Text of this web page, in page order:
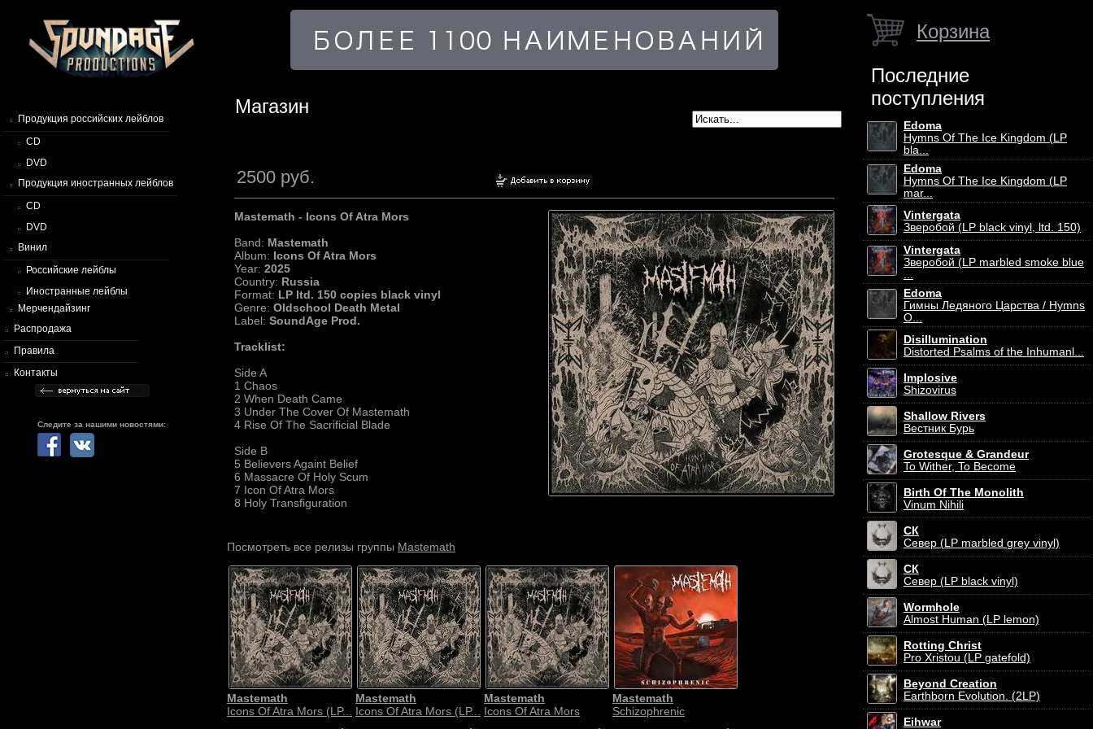
Продукция российских лейблов
CD
DVD
Продукция иностранных лейблов
CD
DVD
Винил
Российские лейблы
Иностранные лейблы
Мерчендайзинг
Распродажа
Правила
Контакты
Следите за нашими новостями:
Магазин
2500 руб.
Mastemath - Icons Of Atra Mors
Band: Mastemath
Album: Icons Of Atra Mors
Year: 2025
Country: Russia
Format: LP ltd. 150 copies black vinyl
Genre: Oldschool Death Metal
Label: SoundAge Prod.
Tracklist:
Side A
1 Chaos
2 When Death Came
3 Under The Cover Of Mastemath
4 Rise Of The Sacrificial Blade
Side B
5 Believers Againt Belief
6 Massacre Of Holy Scum
7 Icon Of Atra Mors
8 Holy Transfiguration
Посмотреть все релизы группы Mastemath
Mastemath
Icons Of Atra Mors (LP...
Mastemath
Icons Of Atra Mors (LP...
Mastemath
Icons Of Atra Mors
Mastemath
Schizophrenic
Корзина
Последние
поступления
Edoma
Hymns Of The Ice Kingdom (LP
bla...
Edoma
Hymns Of The Ice Kingdom (LP
mar...
Vintergata
Зверобой (LP black vinyl, ltd. 150)
Vintergata
Зверобой (LP marbled smoke blue
...
Edoma
Гимны Ледяного Царства / Hymns
O...
Disillumination
Distorted Psalms of the Inhumanl...
Implosive
Shizovirus
Shallow Rivers
Вестник Бурь
Grotesque & Grandeur
To Wither, To Become
Birth Of The Monolith
Vinum Nihili
СК
Север (LP marbled grey vinyl)
СК
Север (LP black vinyl)
Wormhole
Almost Human (LP lemon)
Rotting Christ
Pro Xristou (LP gatefold)
Beyond Creation
Earthborn Evolution. (2LP)
Eihwar